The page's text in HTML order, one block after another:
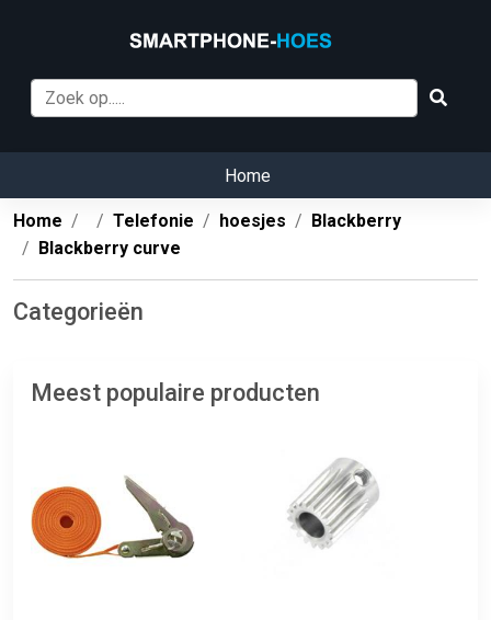
Home
Home Telefonie hoesjes
Blackberry
Blackberry curve
Categorieën
Meest populaire producten